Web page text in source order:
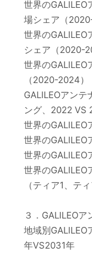
世界のGALILEO
場シェア（
世界のGALILEO
シェア（2020-
世界のGALILEO
（2020-2024）
GALILEOアンテ
ング、2022 VS
世界のGALILEO
世界のGALILEO
世界の
世界のGALILEO
（ティア1、テ
３．GALILEO
地域別
年VS2031年